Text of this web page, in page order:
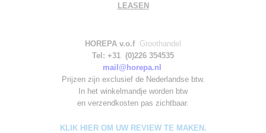
LEASEN
HOREPA v.o.f Groothandel
Tel: +31 (0)226 354535
mail@horepa.nl
Prijzen zijn exclusief de Nederlandse btw.
In het winkelmandje worden btw
en verzendkosten pas zichtbaar.
KLIK HIER OM UW REVIEW TE MAKEN.